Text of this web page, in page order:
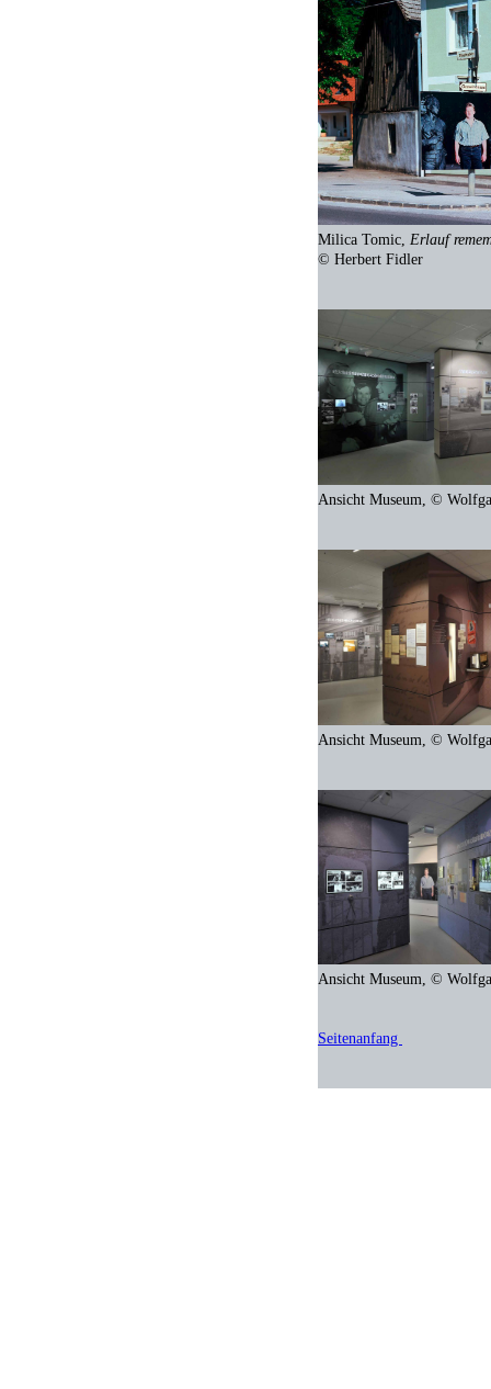
Milica Tomic, Erlauf
© Herbert Fidler
Ansicht Museum, ©
Ansicht Museum, ©
Ansicht Museum, ©
Seitenanfang